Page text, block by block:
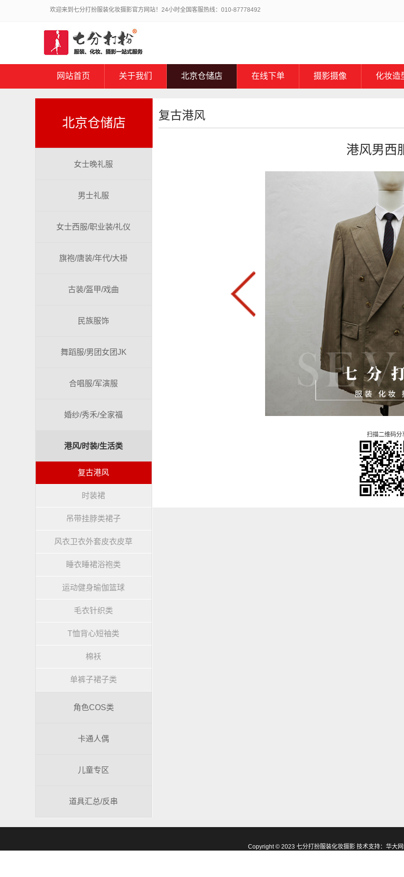
欢迎来到七分打扮服装化妆摄影官方网站！24小时全国客服热线：010-87778492
网站首页 关于我们 北京仓储店 在线下单 摄影摄像 化妆造
北京仓储店
女士晚礼服
男士礼服
女士西服/职业装/礼仪
旗袍/唐装/年代/大褂
古装/盔甲/戏曲
民族服饰
舞蹈服/男团女团JK
合唱服/军演服
婚纱/秀禾/全家福
港风/时装/生活类
复古港风
时装裙
吊带挂脖类裙子
风衣卫衣外套皮衣皮草
睡衣睡裙浴袍类
运动健身瑜伽篮球
毛衣针织类
T恤背心短袖类
棉袄
单裤子裙子类
角色COS类
卡通人偶
儿童专区
道具汇总/反串
复古港风
港风男西
扫描二维码分
Copyright © 2023 七分打扮服装化妆摄影 技术支持： 华大